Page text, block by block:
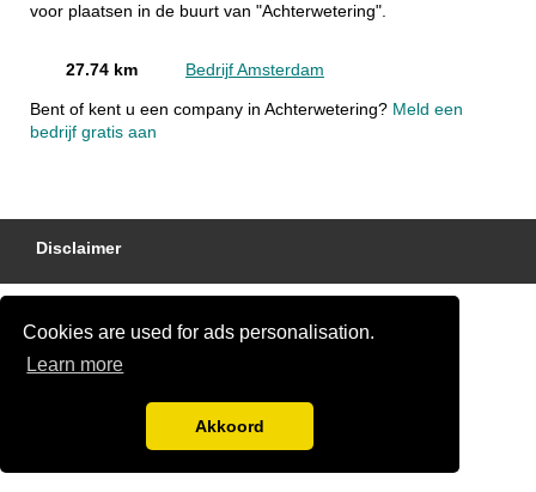
Cookies are used for ads personalisation.
Learn more
Akkoord
voor plaatsen in de buurt van "Achterwetering".
27.74 km Bedrijf Amsterdam
Bent of kent u een company in Achterwetering? Meld een
bedrijf gratis aan
Disclaimer